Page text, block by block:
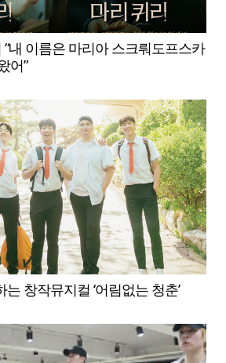
내 이름은 마리아 스크뤄도프스카
어”
창작뮤지컬 ‘어림없는 청춘’